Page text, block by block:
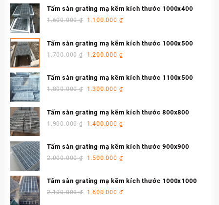
Tấm sàn grating mạ kẽm kích thước 1000x400
1.600.000₫ 1.100.000 ₫
Tấm sàn grating mạ kẽm kích thước 1000x500
1.700.000₫ 1.200.000 ₫
Tấm sàn grating mạ kẽm kích thước 1100x500
1.800.000₫ 1.300.000 ₫
Tấm sàn grating mạ kẽm kích thước 800x800
1.900.000₫ 1.400.000 ₫
Tấm sàn grating mạ kẽm kích thước 900x900
2.000.000₫ 1.500.000 ₫
Tấm sàn grating mạ kẽm kích thước 1000x1000
2.100.000₫ 1.600.000 ₫